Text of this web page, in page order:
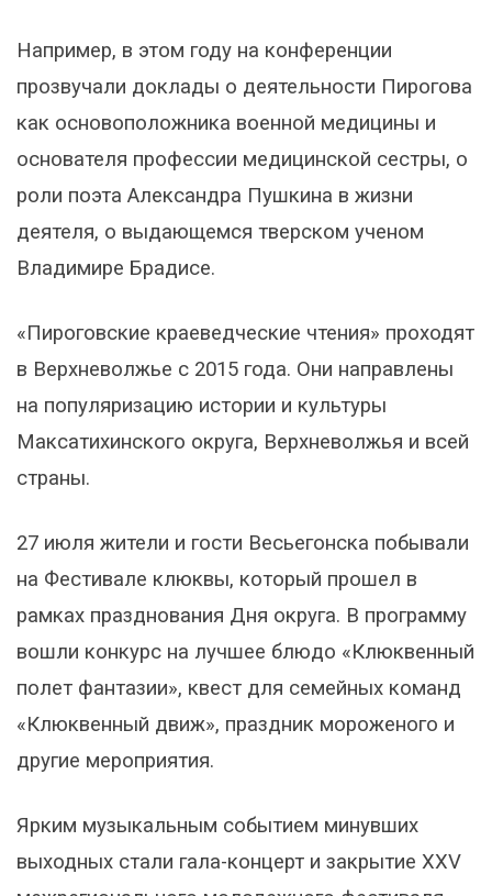
Например, в этом году на конференции
прозвучали доклады о деятельности Пирогова
как основоположника военной медицины и
основателя профессии медицинской сестры, о
роли поэта Александра Пушкина в жизни
деятеля, о выдающемся тверском ученом
Владимире Брадисе.
«Пироговские краеведческие чтения» проходят
в Верхневолжье с 2015 года. Они направлены
на популяризацию истории и культуры
Максатихинского округа, Верхневолжья и всей
страны.
27 июля жители и гости Весьегонска побывали
на Фестивале клюквы, который прошел в
рамках празднования Дня округа. В программу
вошли конкурс на лучшее блюдо «Клюквенный
полет фантазии», квест для семейных команд
«Клюквенный движ», праздник мороженого и
другие мероприятия.
Ярким музыкальным событием минувших
выходных стали гала-концерт и закрытие ХXV